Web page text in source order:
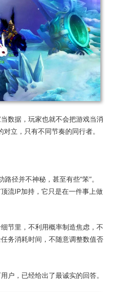
数据，玩家也就不会把游戏当消
对立，只有不同节奏的同行者。
路径并不神秘，甚至有些“笨”。
流IP加持，它只是在一件事上做
节里，不利用概率制造焦虑，不
务消耗时间，不随意调整数值否
户，已经给出了最诚实的回答。